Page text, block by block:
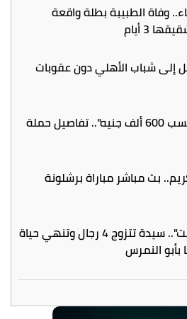
وفاة الطبيبة بطلة واقعة
3 أيام
إلى شباب الأهلي دون عقوبات
"لو كارتك في إيدك تكسب 600 ألف جنيه".. تفاصيل حملة
بث مباشر مباراة برشلونة
"ما حسسونيش إني ست".. سيدة تتزوج 4 رجال وتنهي حياة
النمرس